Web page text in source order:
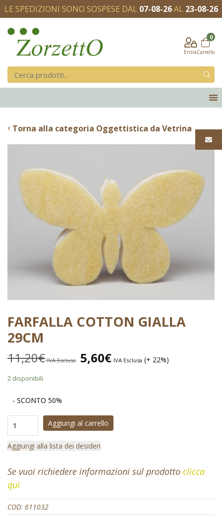
LE SPEDIZIONI SONO SOSPESE DAL 07-08-26AL 23-08-26
Entra
0
Carrello
Torna alla categoria Oggettistica da Vetrina
FARFALLA COTTON GIALLA
29CM
11,20€ IVA Esclusa 5,60€ IVA Esclusa (+ 22%)
2 disponibili
- SCONTO 50%
Aggiungi al carrello
Aggiungi alla lista dei desideri
Se vuoi richiedere informazioni sul prodotto clicca
qui
COD: 611032